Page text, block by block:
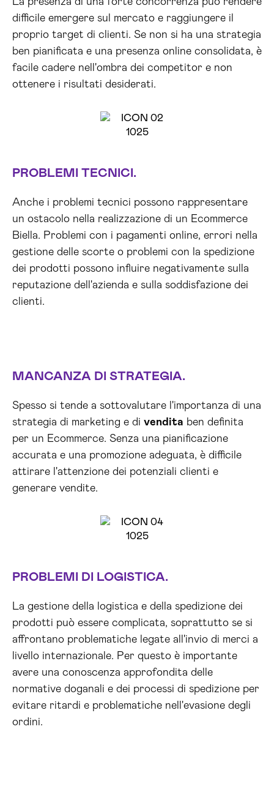
difficile emergere sul mercato e raggiungere il
proprio target di clienti. Se non si ha una strategia
ben pianificata e una presenza online consolidata, è
facile cadere nell'ombra dei competitor e non
ottenere i risultati desiderati.
PROBLEMI TECNICI.
Anche i problemi tecnici possono rappresentare
un ostacolo nella realizzazione di un Ecommerce
Biella. Problemi con i pagamenti online, errori nella
gestione delle scorte o problemi con la spedizione
dei prodotti possono influire negativamente sulla
reputazione dell'azienda e sulla soddisfazione dei
clienti.
MANCANZA DI STRATEGIA.
Spesso si tende a sottovalutare l'importanza di una
strategia di marketing e di vendita ben definita
per un Ecommerce. Senza una pianificazione
accurata e una promozione adeguata, è difficile
attirare l'attenzione dei potenziali clienti e
generare vendite.
PROBLEMI DI LOGISTICA.
La gestione della logistica e della spedizione dei
prodotti può essere complicata, soprattutto se si
affrontano problematiche legate all'invio di merci a
livello internazionale. Per questo è importante
avere una conoscenza approfondita delle
normative doganali e dei processi di spedizione per
evitare ritardi e problematiche nell'evasione degli
ordini.